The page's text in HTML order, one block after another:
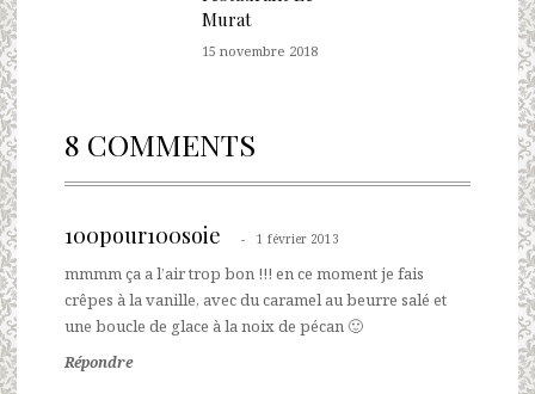
Murat
15 novembre 2018
8 COMMENTS
100pour100soie 1 février 2013
mmmm ça a l’air trop bon !!! en ce moment je fais
crêpes à la vanille, avec du caramel au beurre salé et
une boucle de glace à la noix de pécan 🙂
Répondre